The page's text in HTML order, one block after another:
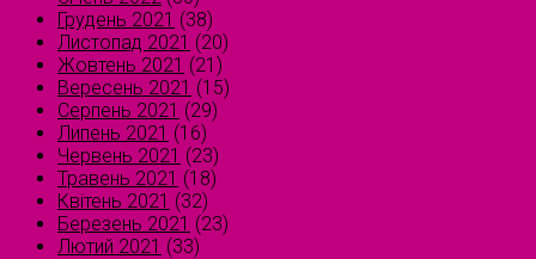
Грудень 2021 (38)
Листопад 2021 (20)
Жовтень 2021 (21)
Вересень 2021 (15)
Серпень 2021 (29)
Липень 2021 (16)
Червень 2021 (23)
Травень 2021 (18)
Квітень 2021 (32)
Березень 2021 (23)
Лютий 2021 (33)